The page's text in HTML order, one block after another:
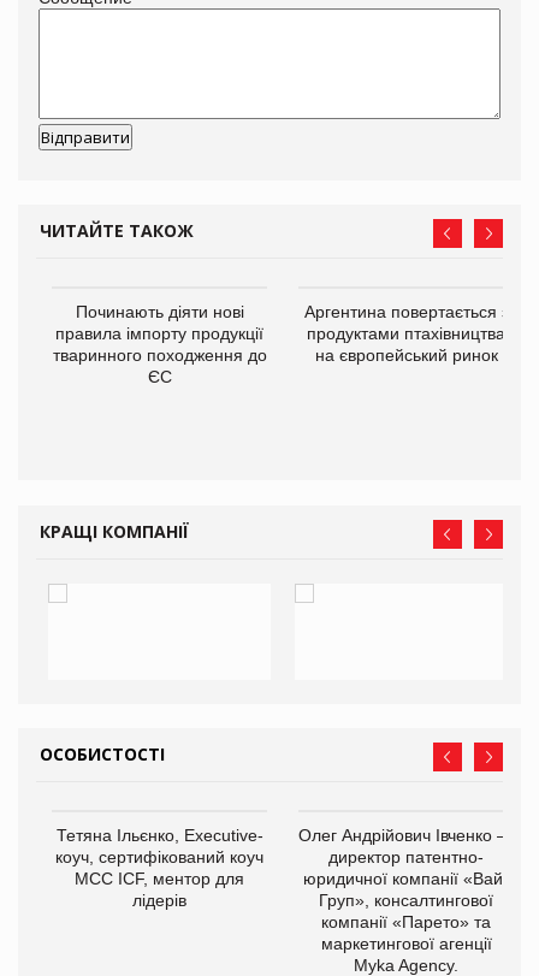
ЧИТАЙТЕ ТАКОЖ
Починають діяти нові
правила імпорту продукції
тваринного походження до
ЄС
Аргентина повертається з
продуктами птахівництва
на європейський ринок
КРАЩІ КОМПАНІЇ
ОСОБИСТОСТІ
Тетяна Ільєнко, Executive-
коуч, сертифікований коуч
МСС ICF, ментор для
лідерів
Олег Андрійович Івченко —
директор патентно-
юридичної компанії «Вайз
Груп», консалтингової
компанії «Парето» та
маркетингової агенції
Myka Agency.